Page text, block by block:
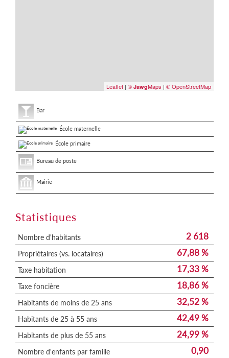
Leaflet | © JawgMaps | © OpenStreetMap
Bar
École maternelle
École primaire
Bureau de poste
Mairie
Statistiques
Nombre d'habitants 2 618
Propriétaires (vs. locataires) 67,88 %
Taxe habitation 17,33 %
Taxe foncière 18,86 %
Habitants de moins de 25 ans 32,52 %
Habitants de 25 à 55 ans 42,49 %
Habitants de plus de 55 ans 24,99 %
Nombre d'enfants par famille 0,90